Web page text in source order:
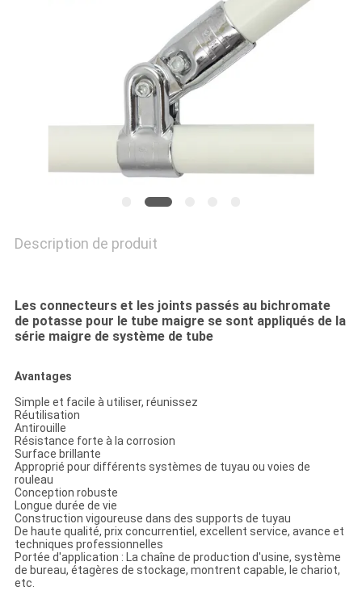
PRIVACY
Description de produit
Les connecteurs et les joints passés au bichromate
de potasse pour le tube maigre se sont appliqués de la
série maigre de système de tube
Avantages
Simple et facile à utiliser, réunissez
Réutilisation
Antirouille
Résistance forte à la corrosion
Surface brillante
Approprié pour différents systèmes de tuyau ou voies de
rouleau
Conception robuste
Longue durée de vie
Construction vigoureuse dans des supports de tuyau
De haute qualité, prix concurrentiel, excellent service, avance et
techniques professionnelles
Portée d'application : La chaîne de production d'usine, système
de bureau, étagères de stockage, montrent capable, le chariot,
etc.